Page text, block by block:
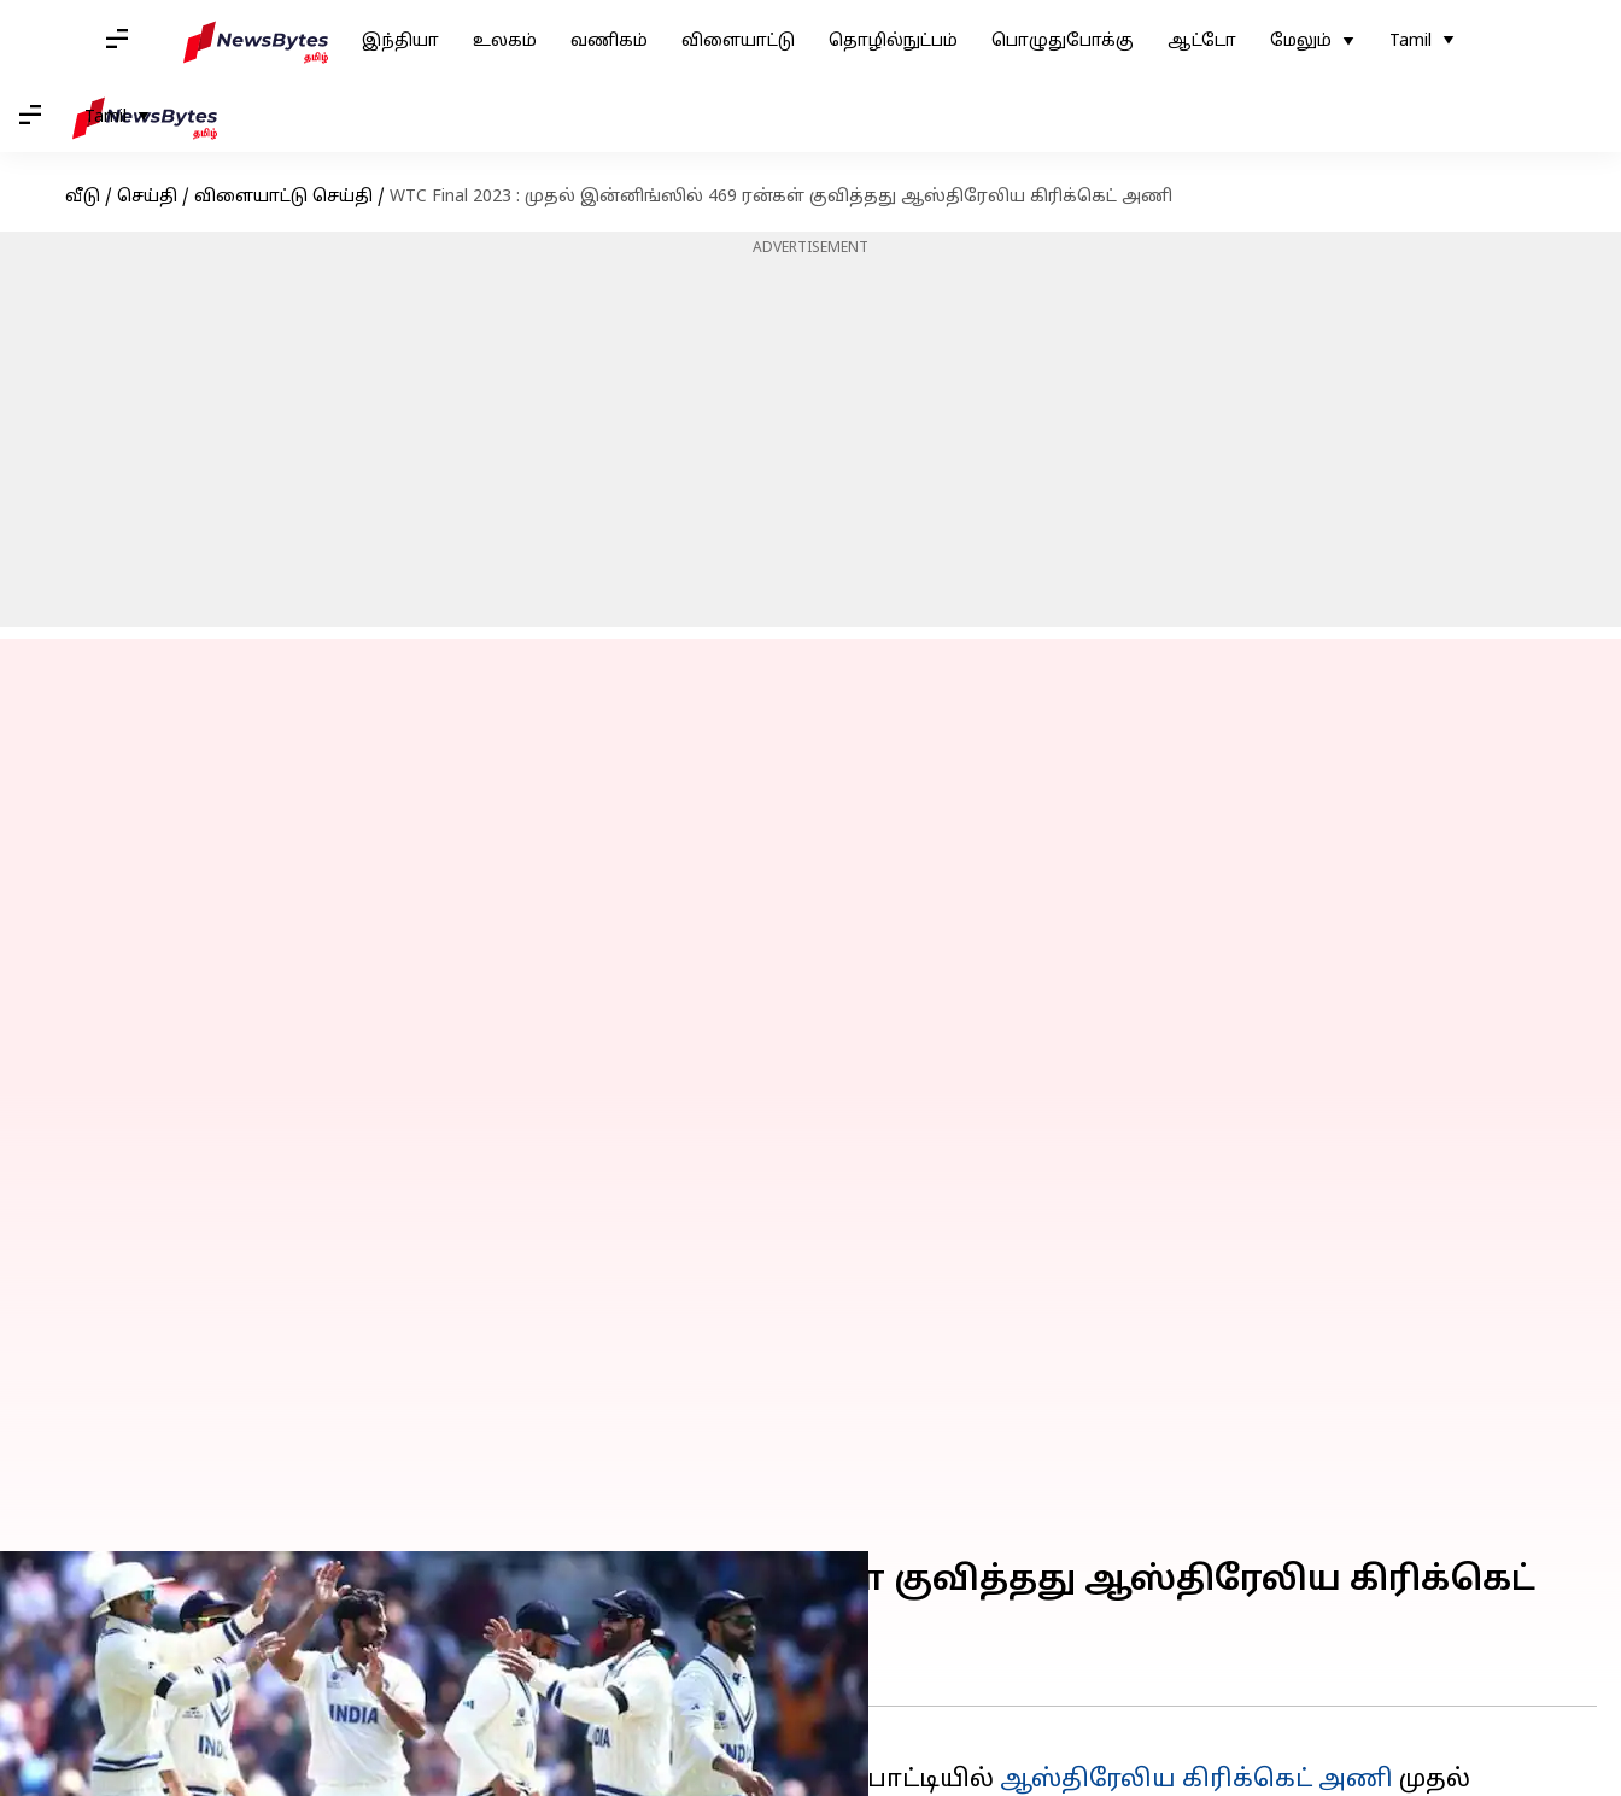
இந்தியா உலகம் வணிகம் விளையாட்டு தொழில்நுட்பம் பொழுதுபோக்கு ஆட்டோ மேலும் Tamil
Tamil
வீடு / செய்தி / விளையாட்டு செய்தி / WTC Final 2023 : முதல் இன்னிங்ஸில் 469 ரன்கள் குவித்தது ஆஸ்திரேலிய கிரிக்கெட் அணி
ADVERTISEMENT
WTC Final 2023 : முதல் இன்னிங்ஸில் 469 ரன்கள் குவித்தது ஆஸ்திரேலிய கிரிக்கெட்
அணி
எழுதியவர் Sekar Chinnappan Jun 08, 2023 07:46 pm
செய்தி முன்னோட்டம்
ஓவலில் நடந்து வரும் ஐசிசி உலகடெஸ்ட் சாம்பியன்ஷிப்இறுதிப்போட்டியில் ஆஸ்திரேலிய கிரிக்கெட் அணி முதல்